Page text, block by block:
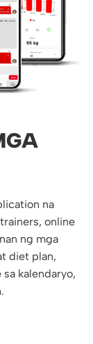
na
online
ng mga
diet plan,
kalendaryo,